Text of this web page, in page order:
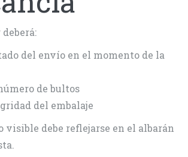
del envío en el momento de la
de bultos
del embalaje
visible debe reflejarse en el albarán